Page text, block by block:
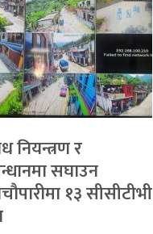
नियन्त्रण र
सघाउन
१३ सीसीटीभी